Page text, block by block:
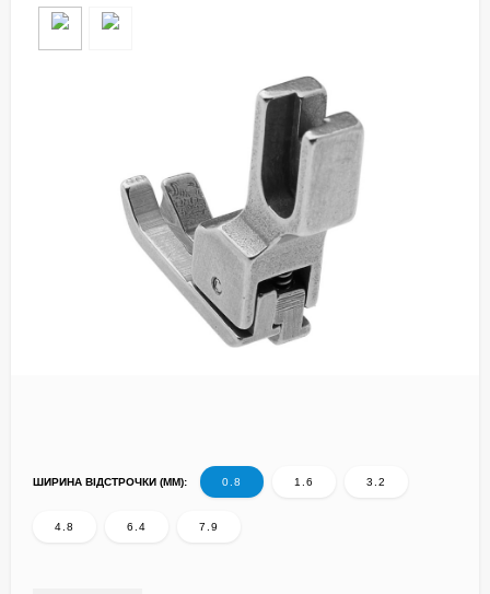
ШИРИНА ВІДСТРОЧКИ (ММ): 0.8 1.6 3.2
4.8 6.4 7.9